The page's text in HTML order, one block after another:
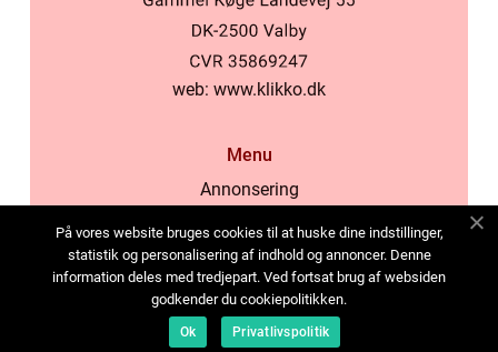
web: www.klikko.dk
Menu
Annonsering
Cookies
Kontakta oss
Sitemap
På vores website bruges cookies til at huske dine indstillinger,
statistik og personalisering af indhold og annoncer. Denne
information deles med tredjepart. Ved fortsat brug af websiden
godkender du cookiepolitikken.
Ok Privatlivspolitik